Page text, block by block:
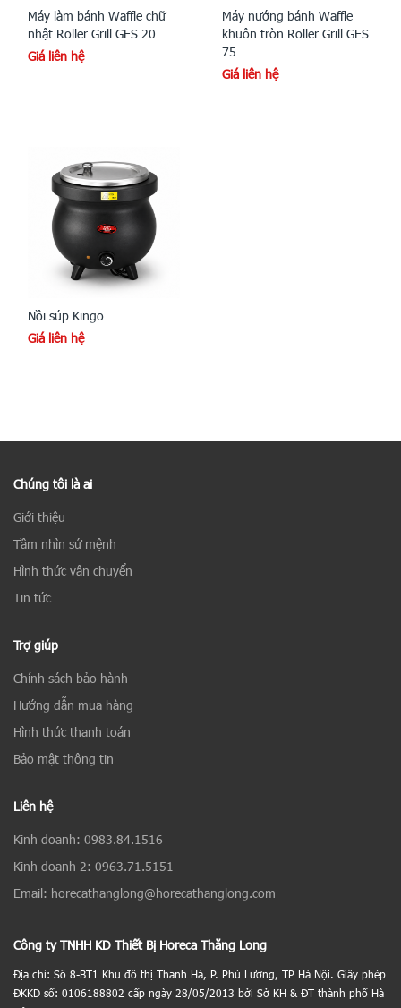
Máy làm bánh Waffle chữ
nhật Roller Grill GES 20
Giá liên hệ
Máy nướng bánh Waffle
khuôn tròn Roller Grill GES
75
Giá liên hệ
Nồi súp Kingo
Giá liên hệ
Chúng tôi là ai
Giới thiệu
Tầm nhìn sứ mệnh
Hình thức vận chuyển
Tin tức
Trợ giúp
Chính sách bảo hành
Hướng dẫn mua hàng
Hình thức thanh toán
Bảo mật thông tin
Liên hệ
Kinh doanh: 0983.84.1516
Kinh doanh 2: 0963.71.5151
Email: horecathanglong@horecathanglong.com
Công ty TNHH KD Thiết Bị Horeca Thăng Long
Địa chỉ: Số 8-BT1 Khu đô thị Thanh Hà, P. Phú Lương, TP Hà Nội. Giấy phép
ĐKKD số: 0106188802 cấp ngày 28/05/2013 bởi Sở KH & ĐT thành phố Hà